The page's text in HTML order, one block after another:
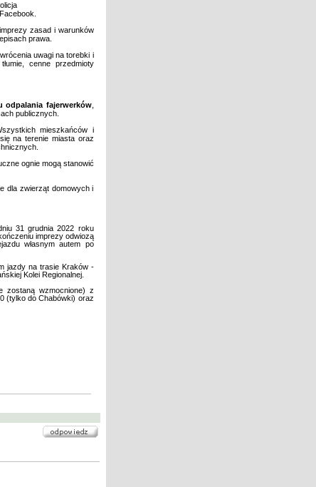
zasad i warunków
prawa.
uwagi na torebki i
cenne przedmioty
odpalania fajerwerków,
publicznych.
mieszkańców i
na terenie miasta oraz
ognie mogą stanowić
dla zwierząt domowych i
31 grudnia 2022 roku
imprezy odwiozą
własnym autem po
jazdy na trasie Kraków -
Kolei Regionalnej.
zostaną wzmocnione) z
(tylko do Chabówki) oraz